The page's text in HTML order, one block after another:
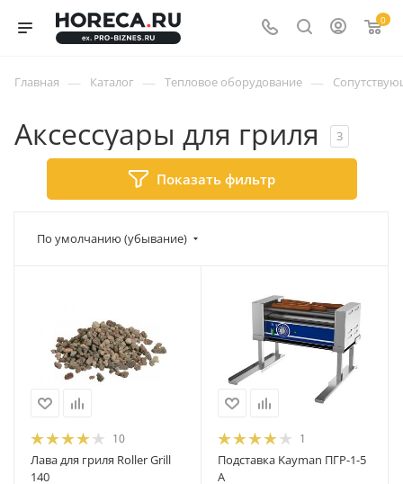
0
Главная — Каталог — Тепловое оборудование —
Аксессуары для гриля 3
Показать фильтр
По умолчанию (убывание)
10
Лава для гриля Roller Grill
140
1
Подставка Kayman ПГР-1-5
А